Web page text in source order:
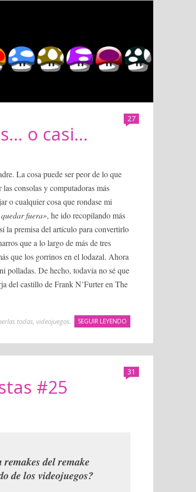
27
o casi...
La cosa puede ser peor de lo que
consolas y computadoras más
o cualquier cosa que rondase mi
fuera», he ido recopilando más
la premisa del artículo para convertirlo
que a lo largo de más de tres
que los gorrinos en el lodazal. Ahora
polladas. De hecho, todavía no sé que
del castillo de Frank N’Furter en The
SEGUIR LEYENDO
todas, videojuegos.
31
#25
remakes del remake
de los videojuegos?